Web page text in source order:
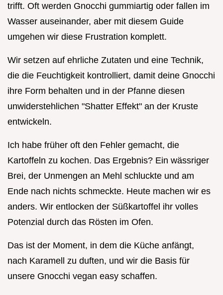
trifft. Oft werden Gnocchi gummiartig oder fallen im
Wasser auseinander, aber mit diesem Guide
umgehen wir diese Frustration komplett.
Wir setzen auf ehrliche Zutaten und eine Technik,
die die Feuchtigkeit kontrolliert, damit deine Gnocchi
ihre Form behalten und in der Pfanne diesen
unwiderstehlichen "Shatter Effekt" an der Kruste
entwickeln.
Ich habe früher oft den Fehler gemacht, die
Kartoffeln zu kochen. Das Ergebnis? Ein wässriger
Brei, der Unmengen an Mehl schluckte und am
Ende nach nichts schmeckte. Heute machen wir es
anders. Wir entlocken der Süßkartoffel ihr volles
Potenzial durch das Rösten im Ofen.
Das ist der Moment, in dem die Küche anfängt,
nach Karamell zu duften, und wir die Basis für
unsere Gnocchi vegan easy schaffen.